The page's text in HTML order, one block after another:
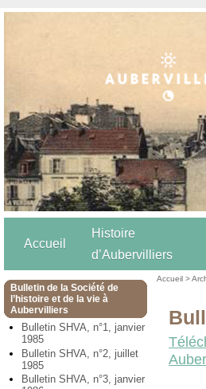
Accueil
Histoire
d’Aubervilliers
Bulletin de la Société de
l’histoire et de la vie à
Aubervilliers
Bulletin SHVA, n°1, janvier
1985
Bulletin SHVA, n°2, juillet
1985
Bulletin SHVA, n°3, janvier
Accueil >